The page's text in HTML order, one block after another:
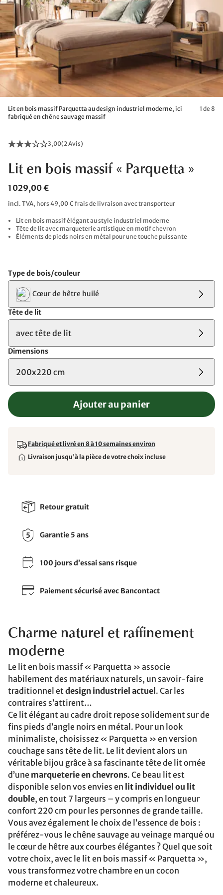
Lit en bois massif Parquetta au design industriel moderne, ici
fabriqué en chêne sauvage massif
1 de 8
3,00(2 Avis)
Lit en bois massif « Parquetta »
1 029,00 €
incl. TVA, hors 49,00 € frais de livraison avec transporteur
Lit en bois massif élégant au style industriel moderne
Tête de lit avec marqueterie artistique en motif chevron
Éléments de pieds noirs en métal pour une touche puissante
Type de bois/couleur
Cœur de hêtre huilé
Tête de lit
avec tête de lit
Dimensions
200x220 cm
Ajouter au panier
Fabriqué et livré en 8 à 10 semaines environ
Livraison jusqu'à la pièce de votre choix incluse
Retour gratuit
Garantie 5 ans
100 jours d’essai sans risque
Paiement sécurisé avec Bancontact
Charme naturel et raffinement
moderne
Le lit en bois massif « Parquetta » associe
habilement des matériaux naturels, un savoir-faire
traditionnel etdesign industriel actuel . Car les
contraires s’attirent…
Ce lit élégant au cadre droit repose solidement sur de
fins pieds d’angle noirs en métal. Pour un look
minimaliste, choisissez « Parquetta » en version
couchage sans tête de lit. Le lit devient alors un
véritable bijou grâce à sa fascinante tête de lit ornée
d’une marqueterie en chevrons. Ce beau lit est
disponible selon vos envies en lit individuel ou lit
double, en tout 7 largeurs – y compris en longueur
confort 220 cm pour les personnes de grande taille.
Vous avez également le choix de l’essence de bois :
préférez-vous le chêne sauvage au veinage marqué ou
le cœur de hêtre aux courbes élégantes ? Quel que soit
votre choix, avec le lit en bois massif « Parquetta »,
vous transformez votre chambre en un cocon
moderne et chaleureux.